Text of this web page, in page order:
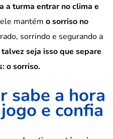
a turma entrar no clima e
mantém o sorriso no
sorrindo e segurando a
talvez seja isso que separe
: o sorriso.
sabe a hora
e confia